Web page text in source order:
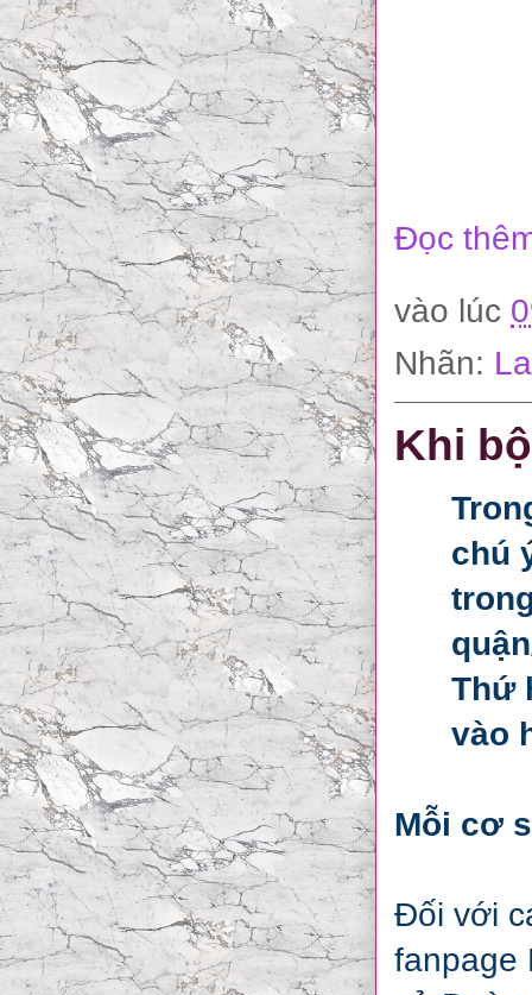
Đọc
vào lúc
Nhãn:
Khi
chú
Thứ
vào
Mỗi cơ
Đối với
fanpage